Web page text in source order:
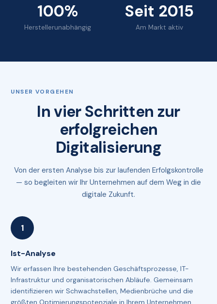
100%
Herstellerunabhängig
Seit 2015
Am Markt aktiv
UNSER VORGEHEN
In vier Schritten zur
erfolgreichen
Digitalisierung
Von der ersten Analyse bis zur laufenden Erfolgskontrolle
— so begleiten wir Ihr Unternehmen auf dem Weg in die
digitale Zukunft.
Ist-Analyse
Wir erfassen Ihre bestehenden Geschäftsprozesse, IT-
Infrastruktur und organisatorischen Abläufe. Gemeinsam
identifizieren wir Schwachstellen, Medien­brüche und die
größten Optimierungs­potenziale in Ihrem Unternehmen.